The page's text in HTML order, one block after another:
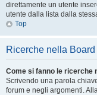
direttamente un utente
utente dalla lista dalla
Top
Ricerche nella Board
Come si fanno le ricerche
Scrivendo una parola
forum e negli argomenti.